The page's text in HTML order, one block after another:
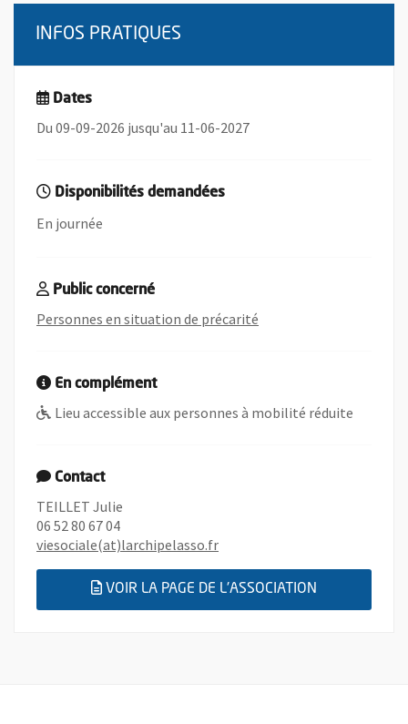
INFOS PRATIQUES
Dates
Du 09-09-2026 jusqu'au 11-06-2027
Disponibilités demandées
En journée
Public concerné
Personnes en situation de précarité
En complément
Lieu accessible aux personnes à mobilité réduite
Contact
TEILLET Julie
06 52 80 67 04
viesociale(at)larchipelasso.fr, Ouvre une nouvelle fenêtre
VOIR LA PAGE DE L'ASSOCIATION